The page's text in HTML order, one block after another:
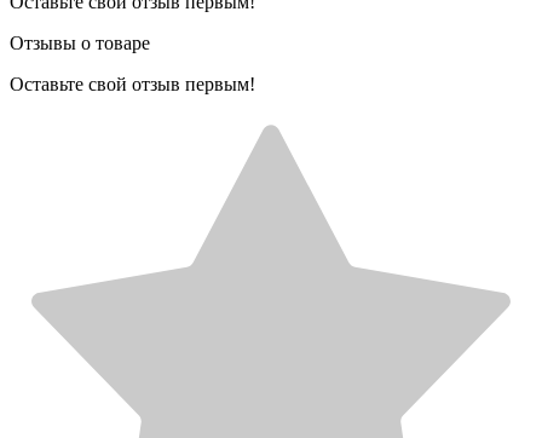
Отзывы о товаре
Оставьте свой отзыв первым!